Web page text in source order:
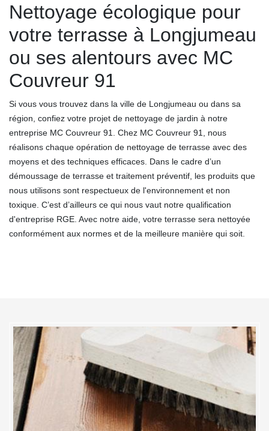
Nettoyage écologique pour
votre terrasse à Longjumeau
ou ses alentours avec MC
Couvreur 91
Si vous vous trouvez dans la ville de Longjumeau ou dans sa
région, confiez votre projet de nettoyage de jardin à notre
entreprise MC Couvreur 91. Chez MC Couvreur 91, nous
réalisons chaque opération de nettoyage de terrasse avec des
moyens et des techniques efficaces. Dans le cadre d’un
démoussage de terrasse et traitement préventif, les produits que
nous utilisons sont respectueux de l'environnement et non
toxique. C’est d’ailleurs ce qui nous vaut notre qualification
d'entreprise RGE. Avec notre aide, votre terrasse sera nettoyée
conformément aux normes et de la meilleure manière qui soit.